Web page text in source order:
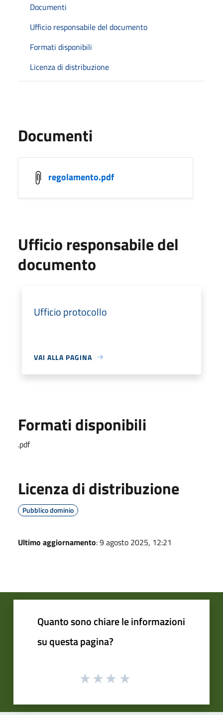
Documenti
Ufficio responsabile del documento
Formati disponibili
Licenza di distribuzione
Documenti
regolamento.pdf
Ufficio responsabile del
documento
Ufficio protocollo
VAI ALLA PAGINA
Formati disponibili
.pdf
Licenza di distribuzione
Pubblico dominio
Ultimo aggiornamento: 9 agosto 2025, 12:21
Quanto sono chiare le informazioni
su questa pagina?